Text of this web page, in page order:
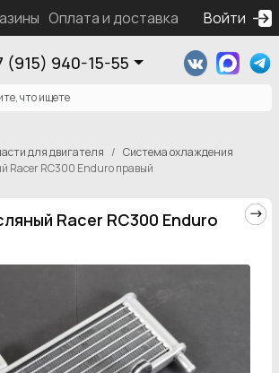
Оплата и доставка Контакты
Войти
(915) 940-15-55
для двигателя
Система охлаждения
Racer RC300 Enduro правый
Racer RC300 Enduro